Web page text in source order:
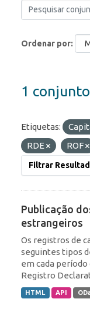
Ordenar por
1
Etiquetas:
RDE
ROF
Filtrar
Publicação
estrangeiros
Os registros de
seguintes tipos
em cada
Registro
HTML API